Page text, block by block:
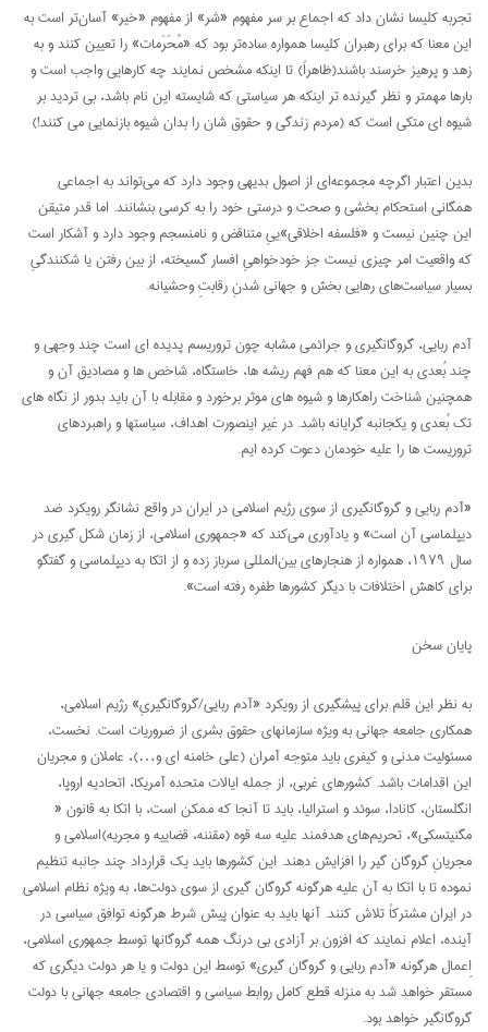
تجربه کلیسا نشان داد که اجماع بر سر مفهوم «شر» از مفهوم «خیر» آسان‌تر است به
این معنا که برای رهبران کلیسا همواره ساده‌تر بود که «مُحَرَمات» را تعیین کنند و به
زهد و پرهیز خرسند باشند(ظاهراً) تا اینکه مشخص نمایند چه کارهایی واجب است و
بارها مهمتر و نظر گیرنده تر اینکه هر سیاستی که شایسته این نام باشد، بی تردید بر
شیوه ای متکی است که (مردم زندگی و حقوق شان را بدان شیوه بازنمایی می کنند!)
بدین اعتبار اگرچه مجموعه‌ای از اصول بدیهی وجود دارد که می‌تواند به اجماعی
همگانی استحکام بخشی و صحت و درستی خود را به کرسی بنشانند. اما قدر متیقن
این چنین نیست و «فلسفه اخلاقی»ییِ متناقض و نامنسجم وجود دارد و آشکار است
که واقعیت امر چیزی نیست جز خودخواهیِ افسار گسیخته، از بین رفتن یا شکنندگیِ
بسیار سیاست‌های رهایی بخش و جهانی شدنِ رقابتِ وحشیانه.
آدم ربایی، گروگانگیری و جرائمی مشابه چون تروریسم پدیده ای است چند وجهی و
چند بُعدی به این معنا که هم فهم ریشه ها، خاستگاه، شاخص ها و مصادیق آن و
همچنین شناخت راهکارها و شیوه های موثر برخورد و مقابله با آن باید بدور از نگاه های
تک بُعدی و یکجانبه گرایانه باشد. در غیر اینصورت اهداف، سیاستها و راهبردهای
تروریست ها را علیه خودمان دعوت کرده ایم.
«آدم ربایی و گروگانگیری از سوی رژیم اسلامی در ایران در واقع نشانگر رویکرد ضد
دیپلماسی آن است» و یادآوری می‌کند که «جمهوری اسلامی، از زمان شکل گیری در
سال ۱۹۷۹، همواره از هنجارهای بین‌المللی سرباز زده و از اتکا به دیپلماسی و گفتگو
برای کاهش اختلافات با دیگر کشورها طفره رفته است».
پایان سخن
به نظر این قلم برای پیشگیری از رویکرد «آدم ربایی/گروگانگیریِ» رژیم اسلامی،
همکاری جامعه جهانی به ویژه سازمانهای حقوق بشری از ضروریات است. نخست،
مسئولیت مدنی و کیفری باید متوجه آمران (علی خامنه ای و…)، عاملان و مجریان
این اقدامات باشد. کشورهای غربی، از جمله ایالات متحده آمریکا، اتحادیه اروپا،
انگلستان، کانادا، سوئد و استرالیا، باید تا آنجا که ممکن است، با اتکا به قانون «
مگنیتسکی»، تحریم‌های هدفمند علیه سه قوه (مقننه، قضاییه و مجریه)اسلامی و
مجریانِ گروگان گیر را افزایش دهند. این کشورها باید یک قرارداد چند جانبه تنظیم
نموده تا با اتکا به آن علیه هرگونه گروگان گیری از سوی دولت‌ها، به ویژه نظام اسلامی
در ایران مشترکاً تلاش کنند. آنها باید به عنوان پیش شرط هرگونه توافق سیاسی در
آینده، اعلام نمایند که افزون بر آزادی بی درنگ همه گروگانها توسط جمهوری اسلامی،
اِعمال هرگونه «آدم ربایی و گروگان گیری» توسط این دولت و یا هر دولت دیگری که
مستقر خواهد شد به منزله قطع کامل روابط سیاسی و اقتصادی جامعه جهانی با دولت
گروگانگیر خواهد بود.